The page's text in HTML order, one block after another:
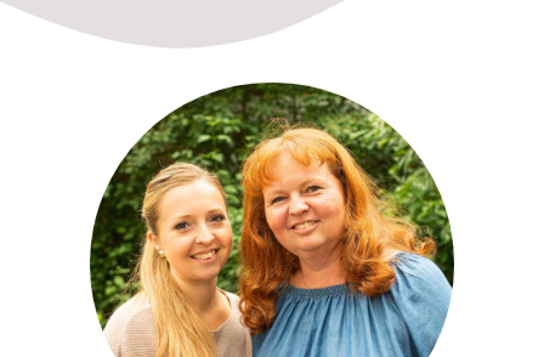
Hebammen in Viernheim
Wir begleiten Sie vom Beginn der Schwangerschaft bis
zum Ende der Stillzeit
Geburtsvorbereitungskurse, Säuglingspflegekurse,
Rückbildungskurse
Kontakt und Anmeldung